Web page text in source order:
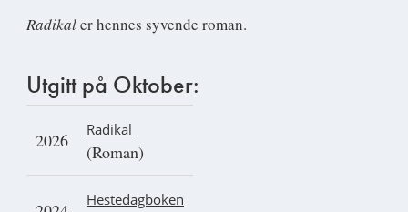
Radikaler hennes syvende roman.
Utgitt på Oktober:
2026 Radikal
(Roman)
Hestedagboken